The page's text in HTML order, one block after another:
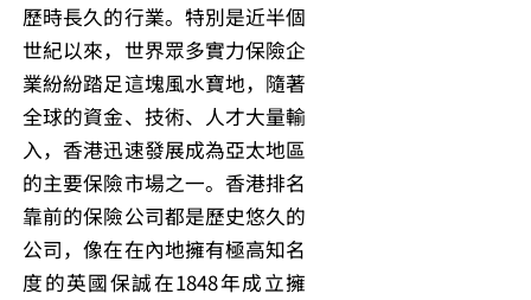
歷時長久的行業。特別是近半個
世紀以來，世界眾多實力保險企
業紛紛踏足這塊風水寶地，隨著
全球的資金、技術、人才大量輸
入，香港迅速發展成為亞太地區
的主要保險市場之一。香港排名
靠前的保險公司都是歷史悠久的
公司，像在在內地擁有極高知名
度的英國保誠在1848年成立擁